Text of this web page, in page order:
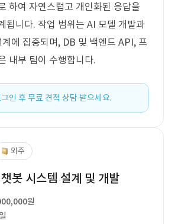
하여 자연스럽고 개인화된 응답을
됩니다. 작업 범위는 AI 모델 개발과
에 집중되며, DB 및 백엔드 API, 프
내부 팀이 수행합니다.
인 후 무료 견적 상담 받으세요.
외주
봇 시스템 설계 및 개발
원